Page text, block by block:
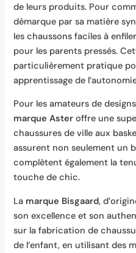
de leurs produits. Pour
démarque par sa matière
les chaussons faciles à
pour les parents pressés.
particulièrement pratique
apprentissage de
Pour les amateurs de
marque Aster offre une
chaussures de ville aux
assurent non seulement un
complètent également la
touche de chic.
La marque Bisgaard,
son excellence et son
sur la fabrication de
de l’enfant, en utilisant des